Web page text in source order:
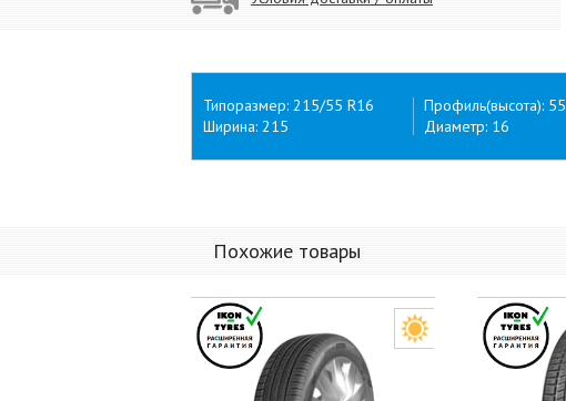
Типоразмер: 215/55 R16
Ширина: 215
Профиль(высота): 55
Диаметр: 16
Похожие товары